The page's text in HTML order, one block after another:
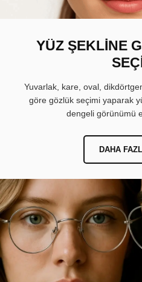
YÜZ ŞEKLİNE
Yuvarlak, kare, oval,
göre gözlük seçimi yaparak
dengeli görünümü
DAHA